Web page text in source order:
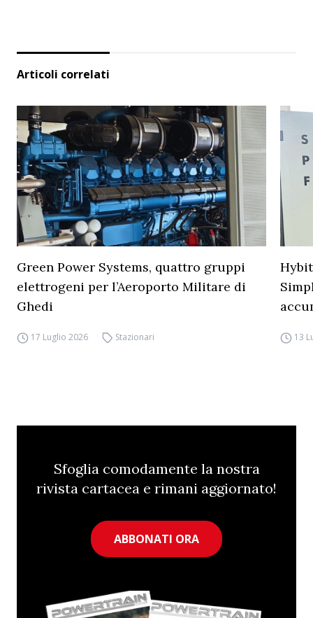
Articoli correlati
Green Power Systems, quattro gruppi
elettrogeni per l’Aeroporto Militare di
Ghedi
17 Luglio 2026 Stazionari 13
Sfoglia comodamente la nostra
rivista cartacea e rimani aggiornato!
ABBONATI ORA